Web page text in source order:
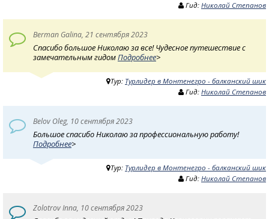
Гид: Николай Степанов
Berman Galina, 21 сентября 2023
Спасибо большое Николаю за все! Чудесное путешествие с
замечательным гидомПодробнее>
Тур: Турлидер в Монтенегро - балканский шик
Гид: Николай Степанов
Belov Oleg, 10 сентября 2023
Большое спасибо Николаю за профессиональную работу!
Подробнее>
Тур: Турлидер в Монтенегро - балканский шик
Гид: Николай Степанов
Zolotrov Inna, 10 сентября 2023